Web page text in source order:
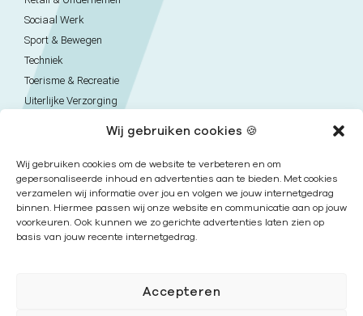
Wij gebruiken cookies 🍪
Wij gebruiken cookies om de website te verbeteren en om
gepersonaliseerde inhoud en advertenties aan te bieden. Met cookies
verzamelen wij informatie over jou en volgen we jouw internetgedrag
binnen. Hiermee passen wij onze website en communicatie aan op jouw
voorkeuren. Ook kunnen we zo gerichte advertenties laten zien op
basis van jouw recente internetgedrag.
Accepteren
Sociaal Werk
Sport & Bewegen
Techniek
Toerisme & Recreatie
Uiterlijke Verzorging
Verpleegkunde & Verzorgende
Next College Vavo
Contact
Naar contactpagina